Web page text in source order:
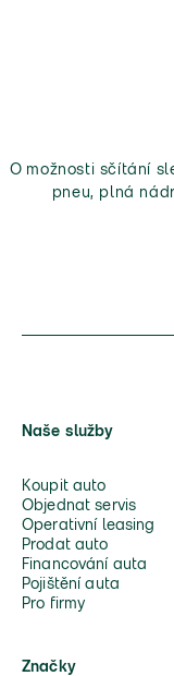
O možnosti sčítání
pneu, plná
Naše služby
Koupit auto
Objednat servis
Operativní leasing
Prodat auto
Financování auta
Pojištění auta
Pro firmy
Značky